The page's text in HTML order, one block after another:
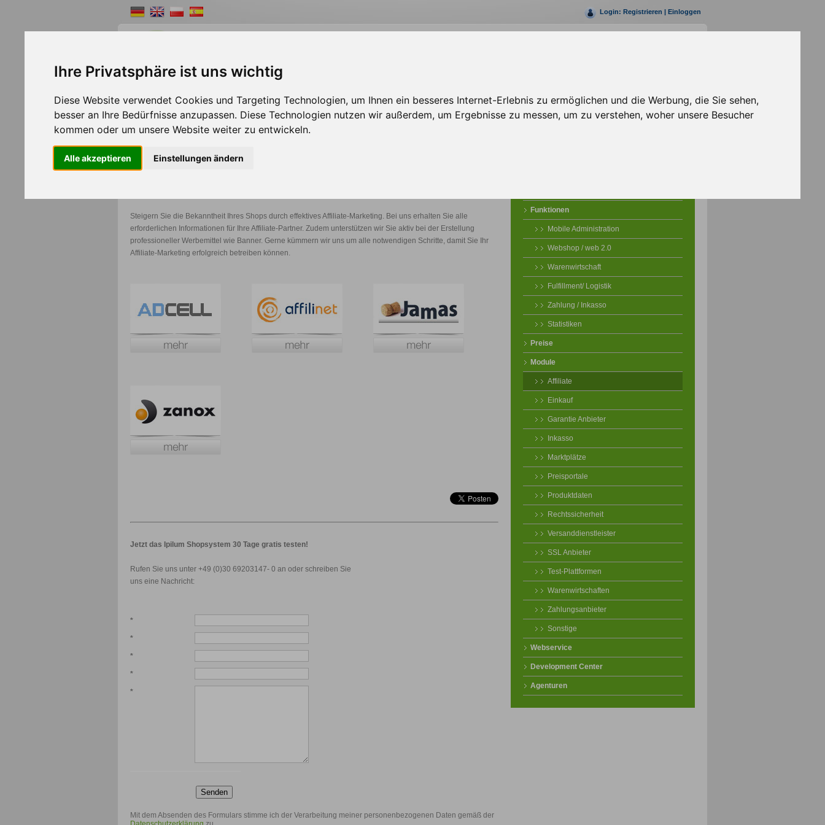
Ihre Privatsphäre ist uns wichtig
Diese Website verwendet Cookies und Targeting Technologien, um Ihnen ein besseres Internet-Erlebnis zu ermöglichen und die Werbung, die Sie sehen,
besser an Ihre Bedürfnisse anzupassen. Diese Technologien nutzen wir außerdem, um Ergebnisse zu messen, um zu verstehen, woher unsere Besucher
kommen oder um unsere Website weiter zu entwickeln.
Alle akzeptieren Einstellungen ändern
Login: Registrieren | Einloggen
Shopsystem Webdesign Solutions Werbepartner
Home>> Shopsystem
Steigern Sie die Bekanntheit Ihres Shops durch effektives Affiliate-Marketing. Bei uns erhalten Sie alle
erforderlichen Informationen für Ihre Affiliate-Partner. Zudem unterstützen wir Sie aktiv bei der Erstellung
professioneller Werbemittel wie Banner. Gerne kümmern wir uns um alle notwendigen Schritte, damit Sie Ihr
Affiliate-Marketing erfolgreich betreiben können.
Jetzt das Ipilum Shopsystem 30 Tage gratis testen!
Rufen Sie uns unter +49 (0)30 69203147- 0 an oder schreiben Sie
uns eine Nachricht:
*
*
*
*
*
Senden
Mit dem Absenden des Formulars stimme ich der Verarbeitung meiner personenbezogenen Daten gemäß der
Funktionen
Mobile Administration
Webshop / web 2.0
Warenwirtschaft
Fulfillment/ Logistik
Zahlung / Inkasso
Statistiken
Preise
Module
Affiliate
Einkauf
Garantie Anbieter
Inkasso
Marktplätze
Preisportale
Produktdaten
Rechtssicherheit
Versanddienstleister
SSL Anbieter
Test-Plattformen
Warenwirtschaften
Zahlungsanbieter
Sonstige
Webservice
Development Center
Agenturen